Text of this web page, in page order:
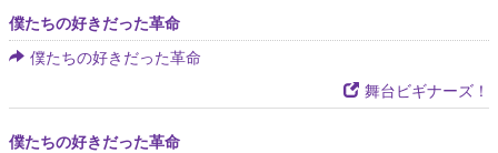
僕たちの好きだった革命
僕たちの好きだった革命
舞台ビギナーズ！
僕たちの好きだった革命